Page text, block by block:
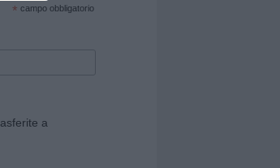
* campo obbligatorio
a